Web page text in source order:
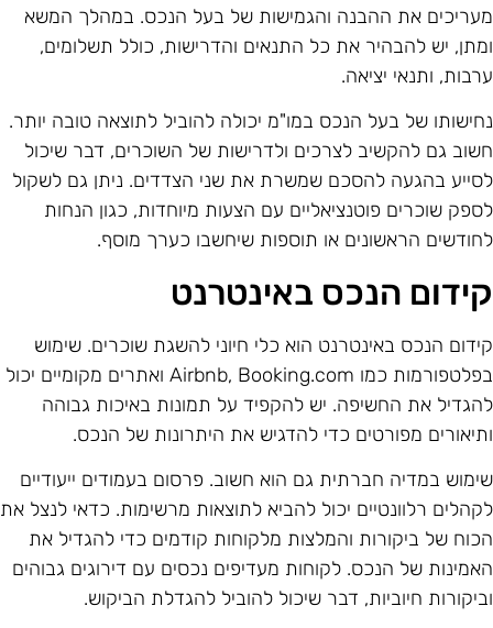
את ההבנה והגמישות של בעל הנכס. במהלך המשא
יש להבהיר את כל התנאים והדרישות, כולל תשלומים,
ותנאי יציאה.
של בעל הנכס במו"מ יכולה להוביל לתוצאה טובה יותר.
גם להקשיב לצרכים ולדרישות של השוכרים, דבר שיכול
בהגעה להסכם שמשרת את שני הצדדים. ניתן גם לשקול
שוכרים פוטנציאליים עם הצעות מיוחדות, כגון הנחות
הראשונים או תוספות שיחשבו כערך מוסף.
הנכס באינטרנט
הנכס באינטרנט הוא כלי חיוני להשגת שוכרים. שימוש
בפלטפורמות כמו Airbnb, Booking.com ואתרים מקומיים יכול
את החשיפה. יש להקפיד על תמונות באיכות גבוהה
מפורטים כדי להדגיש את היתרונות של הנכס.
במדיה חברתית גם הוא חשוב. פרסום בעמודים ייעודיים
רלוונטיים יכול להביא לתוצאות מרשימות. כדאי לנצל את
של ביקורות והמלצות מלקוחות קודמים כדי להגדיל את
של הנכס. לקוחות מעדיפים נכסים עם דירוגים גבוהים
חיוביות, דבר שיכול להוביל להגדלת הביקוש.